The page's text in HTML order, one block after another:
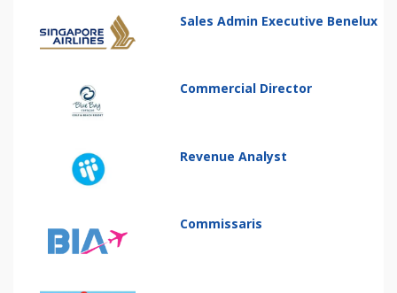
Sales Admin Executive Benelux
Commercial Director
Revenue Analyst
Commissaris